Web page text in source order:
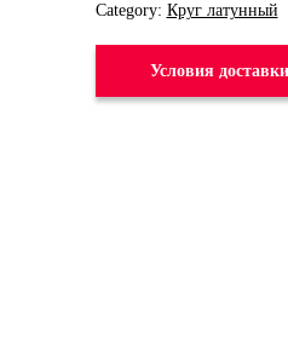
Category: Круг латунный
Условия доставки